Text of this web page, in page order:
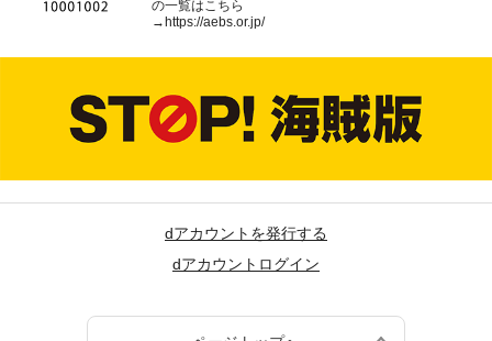
の一覧はこちら
→https://aebs.or.jp/
dアカウントを発行する
dアカウントログイン